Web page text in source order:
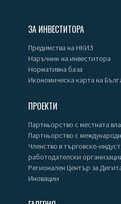
ЗА ИНВЕСТИТОРА
Предимства на НКИЗ
Наръчник на инвеститора
Нормативна база
Икономическа карта на
ПРОЕКТИ
Партньорство с местната
Партньорство с
Членство в търговско-
работодателски
Регионален Център за
Иновации